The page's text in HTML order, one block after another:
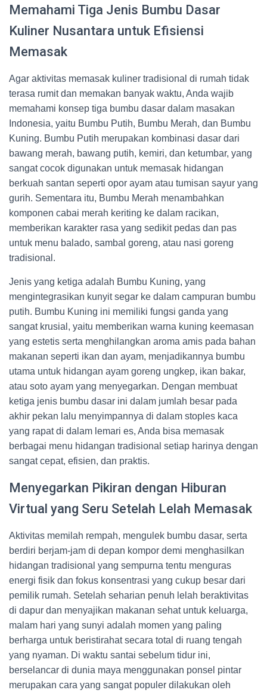
Memahami Tiga Jenis Bumbu Dasar
Kuliner Nusantara untuk Efisiensi
Memasak
Agar aktivitas memasak kuliner tradisional di rumah tidak
terasa rumit dan memakan banyak waktu, Anda wajib
memahami konsep tiga bumbu dasar dalam masakan
Indonesia, yaitu Bumbu Putih, Bumbu Merah, dan Bumbu
Kuning. Bumbu Putih merupakan kombinasi dasar dari
bawang merah, bawang putih, kemiri, dan ketumbar, yang
sangat cocok digunakan untuk memasak hidangan
berkuah santan seperti opor ayam atau tumisan sayur yang
gurih. Sementara itu, Bumbu Merah menambahkan
komponen cabai merah keriting ke dalam racikan,
memberikan karakter rasa yang sedikit pedas dan pas
untuk menu balado, sambal goreng, atau nasi goreng
tradisional.
Jenis yang ketiga adalah Bumbu Kuning, yang
mengintegrasikan kunyit segar ke dalam campuran bumbu
putih. Bumbu Kuning ini memiliki fungsi ganda yang
sangat krusial, yaitu memberikan warna kuning keemasan
yang estetis serta menghilangkan aroma amis pada bahan
makanan seperti ikan dan ayam, menjadikannya bumbu
utama untuk hidangan ayam goreng ungkep, ikan bakar,
atau soto ayam yang menyegarkan. Dengan membuat
ketiga jenis bumbu dasar ini dalam jumlah besar pada
akhir pekan lalu menyimpannya di dalam stoples kaca
yang rapat di dalam lemari es, Anda bisa memasak
berbagai menu hidangan tradisional setiap harinya dengan
sangat cepat, efisien, dan praktis.
Menyegarkan Pikiran dengan Hiburan
Virtual yang Seru Setelah Lelah Memasak
Aktivitas memilah rempah, mengulek bumbu dasar, serta
berdiri berjam-jam di depan kompor demi menghasilkan
hidangan tradisional yang sempurna tentu menguras
energi fisik dan fokus konsentrasi yang cukup besar dari
pemilik rumah. Setelah seharian penuh lelah beraktivitas
di dapur dan menyajikan makanan sehat untuk keluarga,
malam hari yang sunyi adalah momen yang paling
berharga untuk beristirahat secara total di ruang tengah
yang nyaman. Di waktu santai sebelum tidur ini,
berselancar di dunia maya menggunakan ponsel pintar
merupakan cara yang sangat populer dilakukan oleh